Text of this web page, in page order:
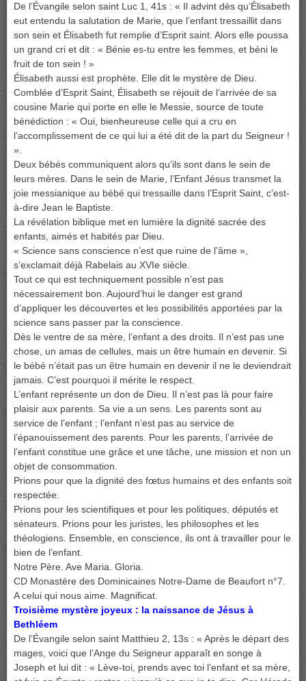
De l’Évangile selon saint Luc 1, 41s : « Il advint dès qu’Élisabeth
eut entendu la salutation de Marie, que l’enfant tressaillit dans
son sein et Élisabeth fut remplie d’Esprit saint. Alors elle poussa
un grand cri et dit : « Bénie es-tu entre les femmes, et béni le
fruit de ton sein ! »
Élisabeth aussi est prophète. Elle dit le mystère de Dieu.
Comblée d’Esprit Saint, Élisabeth se réjouit de l’arrivée de sa
cousine Marie qui porte en elle le Messie, source de toute
bénédiction : « Oui, bienheureuse celle qui a cru en
l’accomplissement de ce qui lui a été dit de la part du Seigneur !
».
Deux bébés communiquent alors qu’ils sont dans le sein de
leurs mères. Dans le sein de Marie, l’Enfant Jésus transmet la
joie messianique au bébé qui tressaille dans l’Esprit Saint, c’est-
à-dire Jean le Baptiste.
La révélation biblique met en lumière la dignité sacrée des
enfants, aimés et habités par Dieu.
« Science sans conscience n’est que ruine de l’âme »,
s’exclamait déjà Rabelais au XVIe siècle.
Tout ce qui est techniquement possible n’est pas
nécessairement bon. Aujourd’hui le danger est grand
d’appliquer les découvertes et les possibilités apportées par la
science sans passer par la conscience.
Dès le ventre de sa mère, l’enfant a des droits. Il n’est pas une
chose, un amas de cellules, mais un être humain en devenir. Si
le bébé n’était pas un être humain en devenir il ne le deviendrait
jamais. C’est pourquoi il mérite le respect.
L’enfant représente un don de Dieu. Il n’est pas là pour faire
plaisir aux parents. Sa vie a un sens. Les parents sont au
service de l’enfant ; l’enfant n’est pas au service de
l’épanouissement des parents. Pour les parents, l’arrivée de
l’enfant constitue une grâce et une tâche, une mission et non un
objet de consommation.
Prions pour que la dignité des fœtus humains et des enfants soit
respectée.
Prions pour les scientifiques et pour les politiques, députés et
sénateurs. Prions pour les juristes, les philosophes et les
théologiens. Ensemble, en conscience, ils ont à travailler pour le
bien de l’enfant.
Notre Père. Ave Maria. Gloria.
CD Monastère des Dominicaines Notre-Dame de Beaufort n°7.
A celui qui nous aime. Magnificat.
Troisième mystère joyeux : la naissance de Jésus à
Bethléem
De l’Évangile selon saint Matthieu 2, 13s : « Après le départ des
mages, voici que l’Ange du Seigneur apparaît en songe à
Joseph et lui dit : « Lève-toi, prends avec toi l’enfant et sa mère,